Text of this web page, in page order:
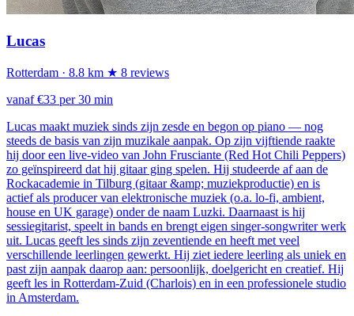
Lucas
Rotterdam · 8.8 km ★ 8 reviews
vanaf €33 per 30 min
Lucas maakt muziek sinds zijn zesde en begon op piano — nog
steeds de basis van zijn muzikale aanpak. Op zijn vijftiende raakte
hij door een live-video van John Frusciante (Red Hot Chili Peppers)
zo geïnspireerd dat hij gitaar ging spelen. Hij studeerde af aan de
Rockacademie in Tilburg (gitaar &amp; muziekproductie) en is
actief als producer van elektronische muziek (o.a. lo-fi, ambient,
house en UK garage) onder de naam Luzki. Daarnaast is hij
sessiegitarist, speelt in bands en brengt eigen singer-songwriter werk
uit. Lucas geeft les sinds zijn zeventiende en heeft met veel
verschillende leerlingen gewerkt. Hij ziet iedere leerling als uniek en
past zijn aanpak daarop aan: persoonlijk, doelgericht en creatief. Hij
geeft les in Rotterdam-Zuid (Charlois) en in een professionele studio
in Amsterdam.